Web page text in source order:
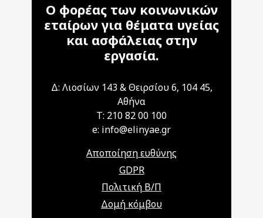
Ο φορέας των κοινωνικών
εταίρων για θέματα υγείας
και ασφάλειας στην
εργασία.
Δ: Λιοσίων 143 & Θειρσίου 6, 104 45,
Αθήνα
T: 210 82 00 100
e: info@elinyae.gr
Αποποίηση ευθύνης
GDPR
Πολιτική Β/Π
Δομή κόμβου